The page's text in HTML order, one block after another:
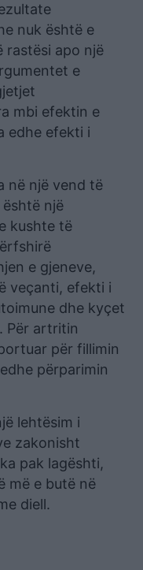
nuk është e
rastësi apo një
e
mbi efektin e
edhe efekti i
në një vend të
një
kushte të
e gjeneve,
veçanti, efekti i
dhe kyçet
Për artritin
për fillimin
përparimin
lehtësim i
zakonisht
pak lagështi,
më e butë në
diell.